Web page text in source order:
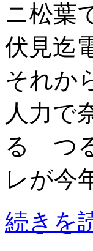
ニ松葉
伏見迄
それか
人力で
る つ
レが今
続きを